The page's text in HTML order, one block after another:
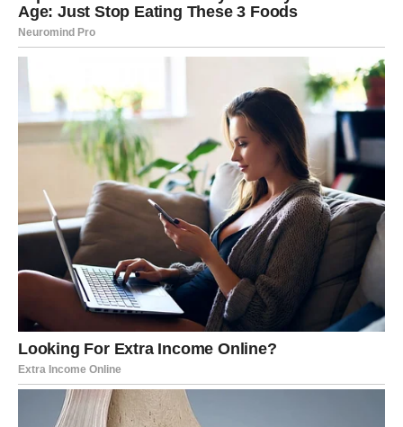
Pred vama su veoma srećni trenuci.
BLIZANCI
Zvijezde vam donose veoma zanimljivo poznanstvo ili
razgovor koji mijenja sve.
Moguće je i putovanje koje vam vraća optimizam i sreću.
Sudbina vam šalje novu priliku
Pred vama su veoma pozitivni trenuci.
RAK
Rakovi su među najvećim miljenicima indijske astrologije
ove sedmice.